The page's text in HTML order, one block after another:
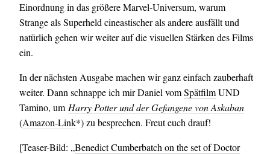
Einordnung in das größere Marvel-Universum, warum
Strange als Superheld cineastischer als andere ausfällt und
natürlich gehen wir weiter auf die visuellen Stärken des Films
ein.
In der nächsten Ausgabe machen wir ganz einfach zauberhaft
weiter. Dann schnappe ich mir Daniel vomSpätfilmUND
Tamino, um Harry Potter und der Gefangene von Askaban
(Amazon-Link*) zu besprechen. Freut euch drauf!
[Teaser-Bild: „Benedict Cumberbatch on the set of Doctor